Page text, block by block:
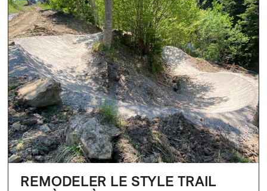
REMODELER LE STYLE TRAIL